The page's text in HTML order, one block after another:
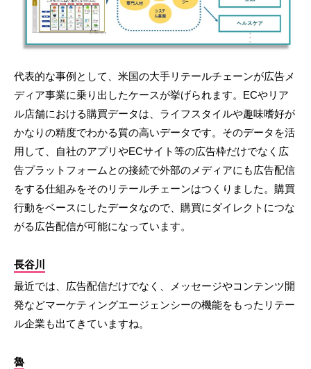
代表的な事例として、米国の大手リテールチェーンが広告メ
ディア事業に乗り出したケースが挙げられます。ECやリア
ル店舗における購買データは、ライフスタイルや趣味嗜好が
かなりの精度でわかる質の高いデータです。そのデータを活
用して、自社のアプリやECサイト等の広告枠だけでなく広
告プラットフォームとの接続で外部のメディアにも広告配信
をする仕組みをそのリテールチェーンはつくりました。購買
行動をベースにしたデータなので、購買にダイレクトにつな
がる広告配信が可能になっています。
長谷川
最近では、広告配信だけでなく、メッセージやコンテンツ開
発などマーケティングエージェンシーの機能をもったリテー
ル企業も出てきていますね。
魯